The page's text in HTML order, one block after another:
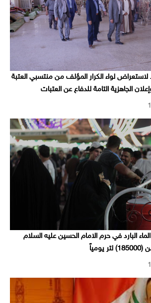
لاستعراض لواء الكرار المؤلف من منتسبي العتبة
الجاهزية التامة للدفاع عن العتبات
البارد في حرم الامام الحسين عليه السلام